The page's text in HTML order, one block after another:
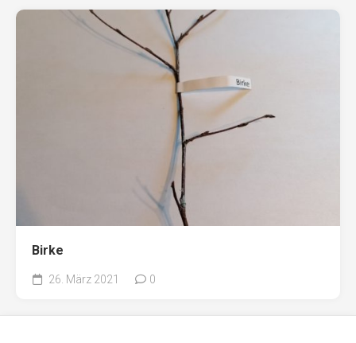
Birke
26. März 2021 0